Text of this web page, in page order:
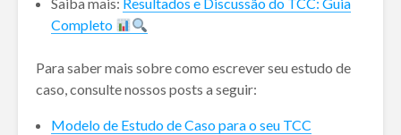
Completo
Para saber mais sobre como escrever seu estudo de
caso, consulte nossos posts a seguir:
Modelo de Estudo de Caso para o seu TCC